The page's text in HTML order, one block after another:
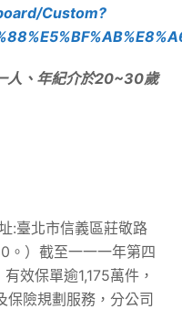
Custom?
人、年紀介於20~30歲
:臺北市信義區莊敬路
）截至一一一年第四
效保單逾1,175萬件，
保險規劃服務，分公司